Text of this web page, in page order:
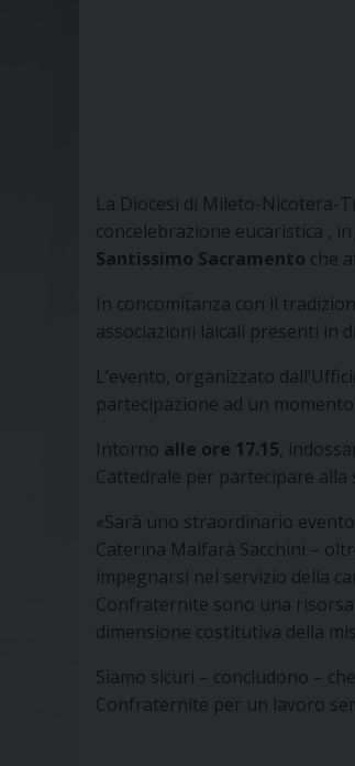
La Diocesi di Mileto-Nicotera-
concelebrazione eucaristica ,
Santissimo Sacramento che
In concomitanza con il
associazioni laicali presenti in
L’evento, organizzato
partecipazione ad un
Intorno alle ore 17.15,
Cattedrale per partecipare
«Sarà uno straordinario
Caterina Malfarà Sacchini –
impegnarsi nel servizio della
Confraternite sono una
dimensione costitutiva della
Siamo sicuri – concludono –
Confraternite per un lavoro